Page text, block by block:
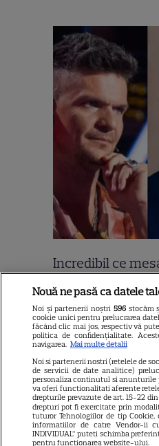
Incredibil ce
Tudor Chirilă lui
direct pe
oameni i-au dat
“Sunt curios cine
Continuarea e
Nouă ne pasă ca datele
Noi și partenerii noștri 596stocăm
cookie unici pentru prelucrarea
făcând clic mai jos, respectiv vă
politica de confidențialitate.
navigarea. Mai multe detalii
Noi si partenerii nostri (retelele de
de servicii de date analitice)
personaliza continutul si anunturile
va oferi functionalitati aferente
drepturile prevazute de art. 15-22
drepturi pot fi exercitate prin
tuturor Tehnologiilor de tip
informatiilor de catre Vendor-ii
INDIVIDUAL” puteti schimba
pentru functionarea website-ului.